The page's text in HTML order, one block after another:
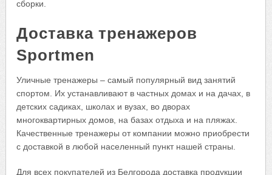
сборки.
Доставка тренажеров
Sportmen
Уличные тренажеры – самый популярный вид занятий
спортом. Их устанавливают в частных домах и на дачах, в
детских садиках, школах и вузах, во дворах
многоквартирных домов, на базах отдыха и на пляжах.
Качественные тренажеры от компании можно приобрести
с доставкой в любой населенный пункт нашей страны.
Для всех покупателей из Белгорода доставка продукции